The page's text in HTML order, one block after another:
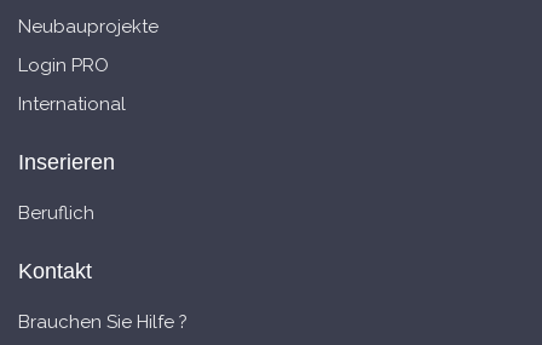
Neubauprojekte
Login PRO
International
Inserieren
Beruflich
Kontakt
Brauchen Sie Hilfe ?